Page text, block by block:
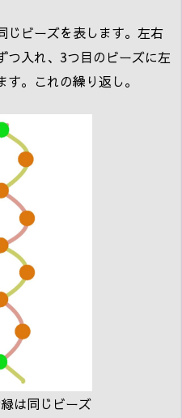
じビーズを表します。左右
つ入れ、3つ目のビーズに左
。これの繰り返し。
は同じビーズ